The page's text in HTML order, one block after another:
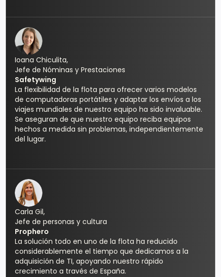
Ioana Chiculita,
Jefe de Nóminas y Prestaciones
Safetywing
La flexibilidad de la flota para ofrecer varios modelos
de computadoras portátiles y adaptar los envíos a los
viajes mundiales de nuestro equipo ha sido invaluable.
Se aseguran de que nuestro equipo reciba equipos
hechos a medida sin problemas, independientemente
del lugar.
Carla Gil,
Jefe de personas y cultura
Prophero
La solución todo en uno de la flota ha reducido
considerablemente el tiempo que dedicamos a la
adquisición de TI, apoyando nuestro rápido
crecimiento a través de España.